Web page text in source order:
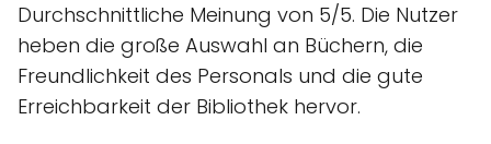
Durchschnittliche Meinung von 5/5. Die Nutzer
heben die große Auswahl an Büchern, die
Freundlichkeit des Personals und die gute
Erreichbarkeit der Bibliothek hervor.